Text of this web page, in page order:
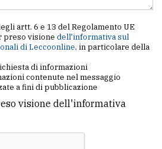
artt. 6 e 13 del Regolamento UE
preso visione dell'informativa sul
di Leccoonline, in particolare della
di informazioni
contenute nel messaggio
a fini di pubblicazione
visione dell'informativa